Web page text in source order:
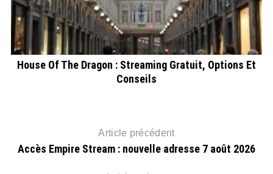
House Of The Dragon : Streaming Gratuit, Options Et
Conseils
Article précédent
Accès Empire Stream : nouvelle adresse 7 août 2026